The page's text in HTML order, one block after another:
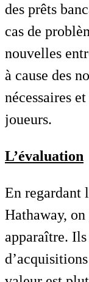
des prêts
cas de
nouvelles
à cause des
nécessaires et
joueurs.
L’évaluation
En regardant
Hathaway,
apparaître.